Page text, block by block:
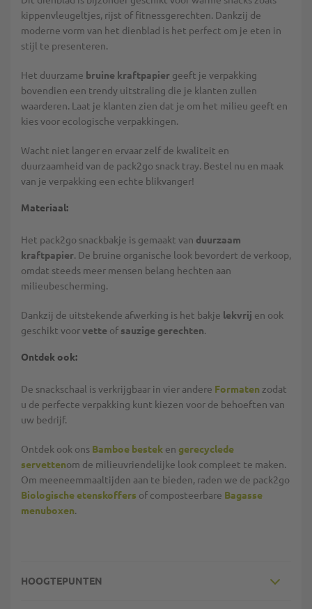
kippenvleugeltjes, rijst of fitnessgerechten. Dankzij de
moderne vorm van het dienblad is het perfect om je eten in
stijl te presenteren.
Het duurzame bruine kraftpapier geeft je verpakking
bovendien een trendy uitstraling die je klanten zullen
waarderen. Laat je klanten zien dat je om het milieu geeft en
kies voor ecologische verpakkingen.
Wacht niet langer en ervaar zelf de kwaliteit en
duurzaamheid van de pack2go snack tray. Bestel nu en maak
van je verpakking een echte blikvanger!
Materiaal:
Het pack2go snackbakje is gemaakt van duurzaam
kraftpapier. De bruine organische look bevordert de verkoop,
omdat steeds meer mensen belang hechten aan
milieubescherming.
Dankzij de uitstekende afwerking is het bakje lekvrij en ook
geschikt voorvette of sauzige gerechten.
Ontdek ook:
De snackschaal is verkrijgbaar in vier andere Formaten zodat
u de perfecte verpakking kunt kiezen voor de behoeften van
uw bedrijf.
Ontdek ook ons Bamboe bestek en gerecyclede
servettenom de milieuvriendelijke look compleet te maken.
Om meeneemmaaltijden aan te bieden, raden we de pack2go
Biologische etenskoffers of composteerbare Bagasse
menuboxen.
HOOGTEPUNTEN